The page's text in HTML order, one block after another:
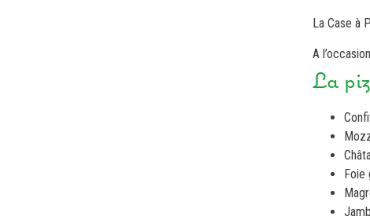
La Case à
A
La
Foie